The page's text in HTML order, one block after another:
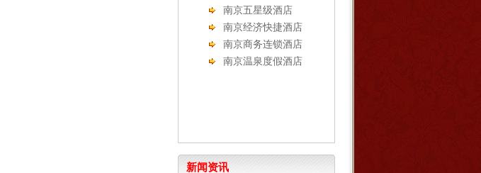
南京五星级酒店
南京经济快捷酒店
南京商务连锁酒店
南京温泉度假酒店
新闻资讯